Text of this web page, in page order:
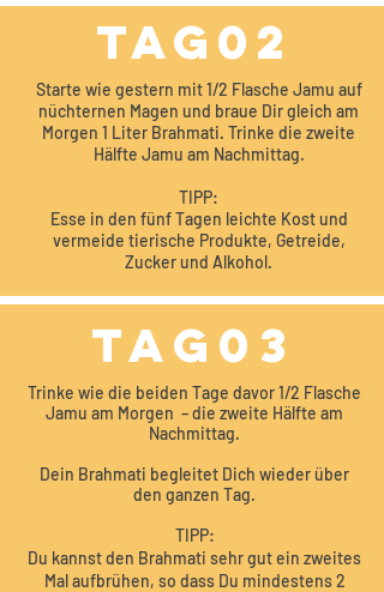
TAG02
Starte wie gestern mit 1/2 Flasche Jamu auf
nüchternen Magen und braue Dir gleich am
Morgen 1 Liter Brahmati. Trinke die zweite
Hälfte Jamu am Nachmittag.
TIPP:
Esse in den fünf Tagen leichte Kost und
vermeide tierische Produkte, Getreide,
Zucker und Alkohol.
TAG03
Trinke wie die beiden Tage davor 1/2 Flasche
Jamu am Morgen – die zweite Hälfte am
Nachmittag.
Dein Brahmati begleitet Dich wieder über
den ganzen Tag.
TIPP:
Du kannst den Brahmati sehr gut ein zweites
Mal aufbrühen, so dass Du mindestens 2